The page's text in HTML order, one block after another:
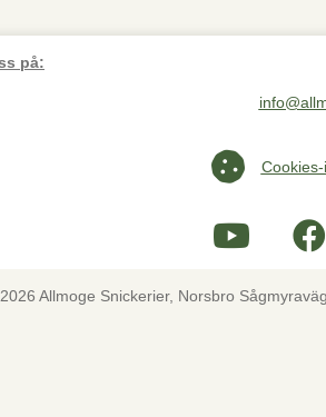
på:
Maila oss
Cookies-
Allmoge Snickerier, Norsbro